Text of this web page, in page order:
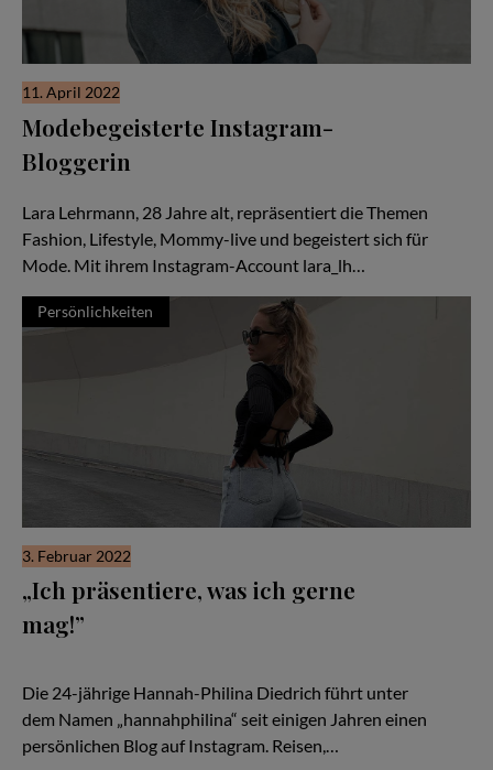
11. April 2022
Modebegeisterte Instagram-
Bloggerin
Lara Lehrmann, 28 Jahre alt, repräsentiert die Themen
Fashion, Lifestyle, Mommy-live und begeistert sich für
Mode. Mit ihrem Instagram-Account lara_lh…
Persönlichkeiten
3. Februar 2022
„Ich präsentiere, was ich gerne
mag!”
Die 24-jährige Hannah-Philina Diedrich führt unter
dem Namen „hannahphilina“ seit einigen Jahren einen
persönlichen Blog auf Instagram. Reisen,…